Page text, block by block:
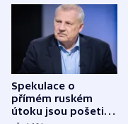
Spekulace o
přímém ruském
útoku jsou pošetilé,